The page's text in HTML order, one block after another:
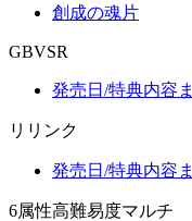
創成の魂片
GBVSR
発売日/特典内容
リリンク
発売日/特典内容
6属性高難易度マルチ